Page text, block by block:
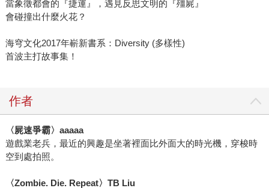
當象徵都會的『捷運』，遇見反思文明的『殭屍』
會碰撞出什麼火花？
海穹文化2017年嶄新書系：Diversity (多樣性)
首波主打故事集！
作者
〈屍速爭霸〉aaaaa
遊戲業老兵，最近的興趣是坐著裡面比外面大的時光機，穿梭時
空到處拍照。
〈Zombie. Die. Repeat〉TB Liu